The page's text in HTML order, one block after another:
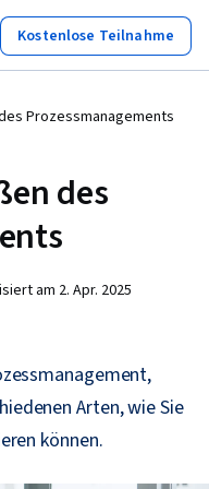
Kostenlose Teilnahme
Prozessmanagements
des
am 2. Apr. 2025
Arten, wie Sie
können.